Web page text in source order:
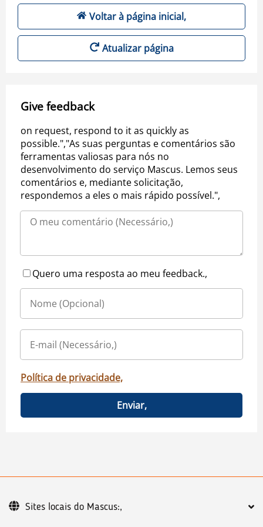
Voltar à página inicial,
Atualizar página
Give feedback
on request, respond to it as quickly as
possible.","As suas perguntas e comentários são
ferramentas valiosas para nós no
desenvolvimento do serviço Mascus. Lemos seus
comentários e, mediante solicitação,
respondemos a eles o mais rápido possível.",
Quero uma resposta ao meu feedback.,
Política de privacidade,
Enviar,
Sites locais do Mascus:,